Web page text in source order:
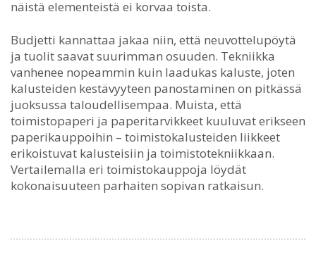
näistä elementeistä ei korvaa toista.
Budjetti kannattaa jakaa niin, että neuvottelupöytä
ja tuolit saavat suurimman osuuden. Tekniikka
vanhenee nopeammin kuin laadukas kaluste, joten
kalusteiden kestävyyteen panostaminen on pitkässä
juoksussa taloudellisempaa. Muista, että
toimistopaperi ja paperitarvikkeet kuuluvat erikseen
paperikauppoihin – toimistokalusteiden liikkeet
erikoistuvat kalusteisiin ja toimistotekniikkaan.
Vertailemalla eri toimistokauppoja löydät
kokonaisuuteen parhaiten sopivan ratkaisun.